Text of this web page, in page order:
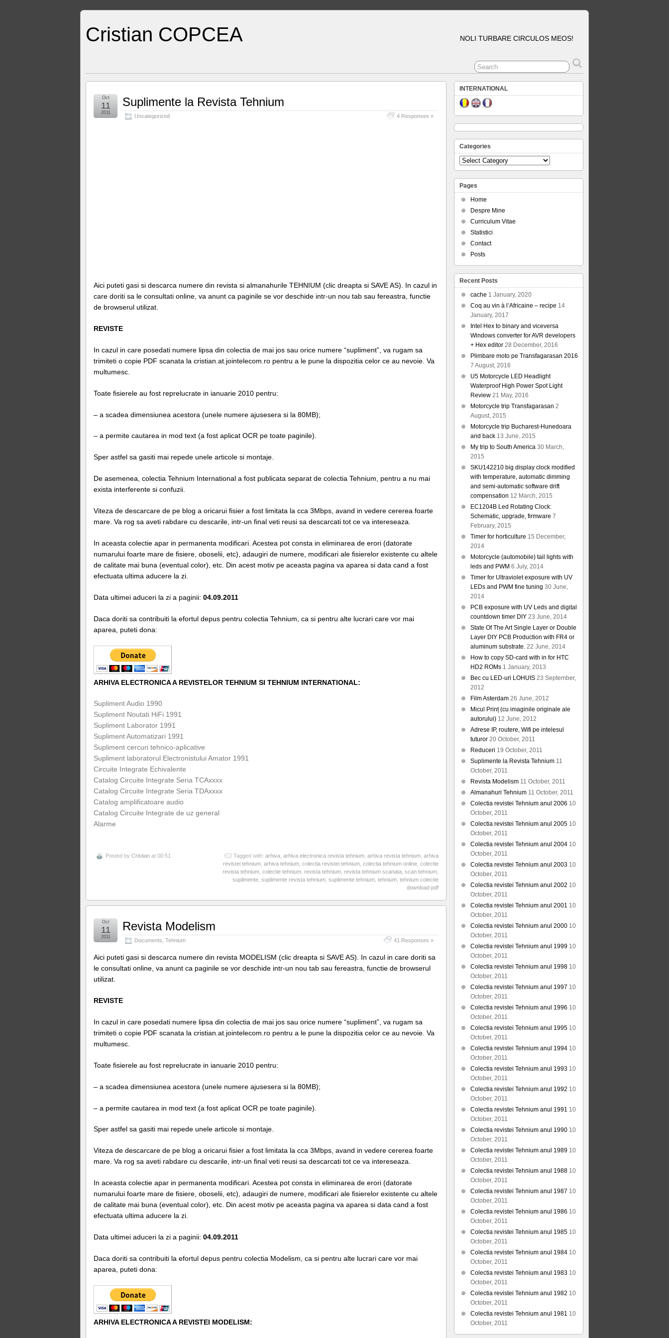
Cristian COPCEA NOLI TURBARE CIRCULOS MEOS!
Suplimente la Revista Tehnium
Uncategorized 4 Responses »
Oct
11
2011
Aici puteti gasi si descarca numere din revista si almanahurile TEHNIUM (clic dreapta si SAVE AS). In cazul in
care doriti sa le consultati online, va anunt ca paginile se vor deschide intr-un nou tab sau fereastra, functie
de browserul utilizat.
REVISTE
In cazul in care posedati numere lipsa din colectia de mai jos sau orice numere “supliment”, va rugam sa
trimiteti o copie PDF scanata la cristian.at.jointelecom.ro pentru a le pune la dispozitia celor ce au nevoie. Va
multumesc.
Toate fisierele au fost reprelucrate in ianuarie 2010 pentru:
– a scadea dimensiunea acestora (unele numere ajusesera si la 80MB);
– a permite cautarea in mod text (a fost aplicat OCR pe toate paginile).
Sper astfel sa gasiti mai repede unele articole si montaje.
De asemenea, colectia Tehnium International a fost publicata separat de colectia Tehnium, pentru a nu mai
exista interferente si confuzii.
Viteza de descarcare de pe blog a oricarui fisier a fost limitata la cca 3Mbps, avand in vedere cererea foarte
mare. Va rog sa aveti rabdare cu descarile, intr-un final veti reusi sa descarcati tot ce va intereseaza.
In aceasta colectie apar in permanenta modificari. Acestea pot consta in eliminarea de erori (datorate
numarului foarte mare de fisiere, oboselii, etc), adaugiri de numere, modificari ale fisierelor existente cu altele
de calitate mai buna (eventual color), etc. Din acest motiv pe aceasta pagina va aparea si data cand a fost
efectuata ultima aducere la zi.
Data ultimei aduceri la zi a paginii: 04.09.2011
Daca doriti sa contribuiti la efortul depus pentru colectia Tehnium, ca si pentru alte lucrari care vor mai
aparea, puteti dona:
ARHIVA ELECTRONICA A REVISTELOR TEHNIUM SI TEHNIUM INTERNATIONAL:
Supliment Audio 1990
Supliment Noutati HiFi 1991
Supliment Laborator 1991
Supliment Automatizari 1991
Supliment cercuri tehnico-aplicative
Supliment laboratorul Electronistului Amator 1991
Circuite Integrate Echivalente
Catalog Circuite Integrate Seria TCAxxxx
Catalog Circuite Integrate Seria TDAxxxx
Catalog amplificatoare audio
Catalog Circuite Integrate de uz general
Alarme
Posted by Cristian at 00:51 Tagged with: arhiva arhiva electronica revista tehnium arhiva revista tehnium arhiva
revistei tehnium arhiva tehnium colectia revistei tehnium colectia tehnium online colectie
revista tehnium colectie tehnium revista tehnium revista tehnium scanata scan tehnium
suplimente suplimente revista tehnium suplimente tehnium tehnium tehnium colectie
download pdf
Revista Modelism
Documents Tehnium 41 Responses »
Oct
11
2011
Aici puteti gasi si descarca numere din revista MODELISM (clic dreapta si SAVE AS). In cazul in care doriti sa
le consultati online, va anunt ca paginile se vor deschide intr-un nou tab sau fereastra, functie de browserul
utilizat.
REVISTE
In cazul in care posedati numere lipsa din colectia de mai jos sau orice numere “supliment”, va rugam sa
trimiteti o copie PDF scanata la cristian.at.jointelecom.ro pentru a le pune la dispozitia celor ce au nevoie. Va
multumesc.
Toate fisierele au fost reprelucrate in ianuarie 2010 pentru:
– a scadea dimensiunea acestora (unele numere ajusesera si la 80MB);
– a permite cautarea in mod text (a fost aplicat OCR pe toate paginile).
Sper astfel sa gasiti mai repede unele articole si montaje.
Viteza de descarcare de pe blog a oricarui fisier a fost limitata la cca 3Mbps, avand in vedere cererea foarte
mare. Va rog sa aveti rabdare cu descarile, intr-un final veti reusi sa descarcati tot ce va intereseaza.
In aceasta colectie apar in permanenta modificari. Acestea pot consta in eliminarea de erori (datorate
numarului foarte mare de fisiere, oboselii, etc), adaugiri de numere, modificari ale fisierelor existente cu altele
de calitate mai buna (eventual color), etc. Din acest motiv pe aceasta pagina va aparea si data cand a fost
efectuata ultima aducere la zi.
Data ultimei aduceri la zi a paginii: 04.09.2011
Daca doriti sa contribuiti la efortul depus pentru colectia Modelism, ca si pentru alte lucrari care vor mai
aparea, puteti dona:
ARHIVA ELECTRONICA A REVISTEI MODELISM:
INTERNATIONAL
Categories
Categories
Pages
Home
Despre Mine
Curriculum Vitae
Statistici
Contact
Posts
Recent Posts
cache 1 January, 2020
Coq au vin à l’Africaine – recipe 14
January, 2017
Intel Hex to binary and viceversa
Windows converter for AVR developers
+ Hex editor 28 December, 2016
Plimbare moto pe Transfagarasan 2016
7 August, 2016
U5 Motorcycle LED Headlight
Waterproof High Power Spot Light
Review 21 May, 2016
Motorcycle trip Transfagarasan 2
August, 2015
Motorcycle trip Bucharest-Hunedoara
and back 13 June, 2015
My trip to South America 30 March,
2015
SKU142210 big display clock modified
with temperature, automatic dimming
and semi-automatic software drift
compensation 12 March, 2015
EC1204B Led Rotating Clock:
Schematic, upgrade, firmware 7
February, 2015
Timer for horticulture 15 December,
2014
Motorcycle (automobile) tail lights with
leds and PWM 6 July, 2014
Timer for Ultraviolet exposure with UV
LEDs and PWM fine tuning 30 June,
2014
PCB exposure with UV Leds and digital
countdown timer DIY 23 June, 2014
State Of The Art Single Layer or Double
Layer DIY PCB Production with FR4 or
aluminum substrate. 22 June, 2014
How to copy SD-card with in for HTC
HD2 ROMs 1 January, 2013
Bec cu LED-uri LOHUIS 23 September,
2012
Film Asterdam 26 June, 2012
Micul Prinț (cu imaginile originale ale
autorului) 12 June, 2012
Adrese IP, routere, Wifi pe intelesul
tuturor 20 October, 2011
Reduceri 19 October, 2011
Suplimente la Revista Tehnium 11
October, 2011
Revista Modelism 11 October, 2011
Almanahuri Tehnium 11 October, 2011
Colectia revistei Tehnium anul 2006 10
October, 2011
Colectia revistei Tehnium anul 2005 10
October, 2011
Colectia revistei Tehnium anul 2004 10
October, 2011
Colectia revistei Tehnium anul 2003 10
October, 2011
Colectia revistei Tehnium anul 2002 10
October, 2011
Colectia revistei Tehnium anul 2001 10
October, 2011
Colectia revistei Tehnium anul 2000 10
October, 2011
Colectia revistei Tehnium anul 1999 10
October, 2011
Colectia revistei Tehnium anul 1998 10
October, 2011
Colectia revistei Tehnium anul 1997 10
October, 2011
Colectia revistei Tehnium anul 1996 10
October, 2011
Colectia revistei Tehnium anul 1995 10
October, 2011
Colectia revistei Tehnium anul 1994 10
October, 2011
Colectia revistei Tehnium anul 1993 10
October, 2011
Colectia revistei Tehnium anul 1992 10
October, 2011
Colectia revistei Tehnium anul 1991 10
October, 2011
Colectia revistei Tehnium anul 1990 10
October, 2011
Colectia revistei Tehnium anul 1989 10
October, 2011
Colectia revistei Tehnium anul 1988 10
October, 2011
Colectia revistei Tehnium anul 1987 10
October, 2011
Colectia revistei Tehnium anul 1986 10
October, 2011
Colectia revistei Tehnium anul 1985 10
October, 2011
Colectia revistei Tehnium anul 1984 10
October, 2011
Colectia revistei Tehnium anul 1983 10
October, 2011
Colectia revistei Tehnium anul 1982 10
October, 2011
Colectia revistei Tehnium anul 1981 10
October, 2011